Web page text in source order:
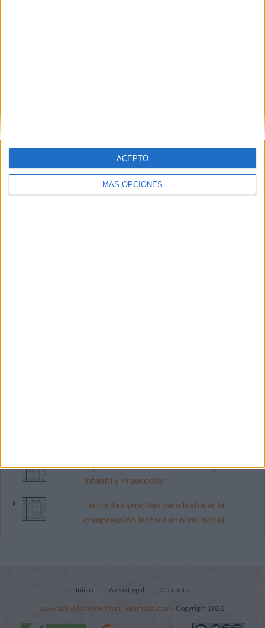
MÁS OPCIONES
ACEPTO
SIGUE NUESTROS TABLEROS EN
Súper librito de 500 actividades para
Infantil y Preescolar
Lecturitas sencillas para trabajar la
comprensión lectora en nivel inicial
Inicio Aviso Legal Contacto
www.actividadesdeinfantilyprimaria.com - Copyright 2026